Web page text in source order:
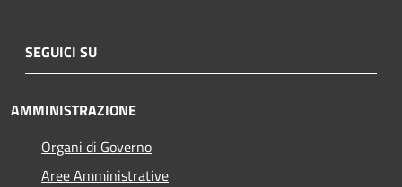
SEGUICI SU
AMMINISTRAZIONE
Organi di Governo
Aree Amministrative